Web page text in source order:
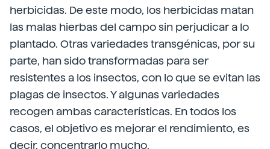
herbicidas. De este modo, los herbicidas matan
las malas hierbas del campo sin perjudicar a lo
plantado. Otras variedades transgénicas, por su
parte, han sido transformadas para ser
resistentes a los insectos, con lo que se evitan las
plagas de insectos. Y algunas variedades
recogen ambas características. En todos los
casos, el objetivo es mejorar el rendimiento, es
decir, concentrarlo mucho.